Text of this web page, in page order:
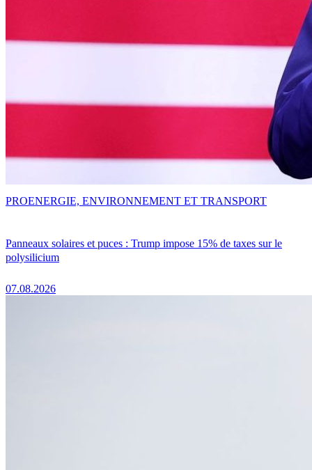
Panneaux solaires et puces : Trump impose 15% de taxes sur le
polysilicium
07.08.2026
PROENERGIE, ENVIRONNEMENT ET TRANSPORT